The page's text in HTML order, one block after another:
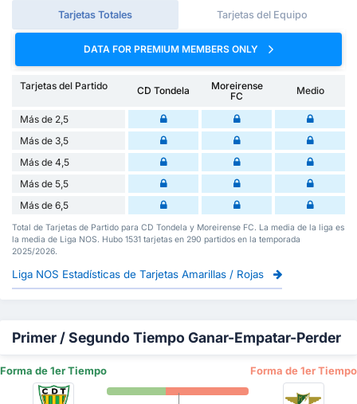
Tarjetas Totales Tarjetas del Equipo
DATA FOR PREMIUM MEMBERS ONLY
Tarjetas del Partido CD Tondela
Moreirense
FC
Medio
Más de 2,5
Más de 3,5
Más de 4,5
Más de 5,5
Más de 6,5
Total de Tarjetas de Partido para CD Tondela y Moreirense FC. La media de la liga es
la media de Liga NOS. Hubo 1531 tarjetas en 290 partidos en la temporada
2025/2026.
Liga NOS Estadísticas de Tarjetas Amarillas / Rojas
Primer / Segundo Tiempo Ganar-Empatar-Perder
Forma de 1er Tiempo Forma de 1er Tiempo